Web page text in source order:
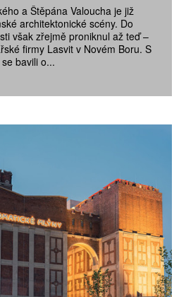
a Štěpána Valoucha je již
architektonické scény. Do
však zřejmě proniknul až teď –
firmy Lasvit v Novém Boru. S
bavili o...